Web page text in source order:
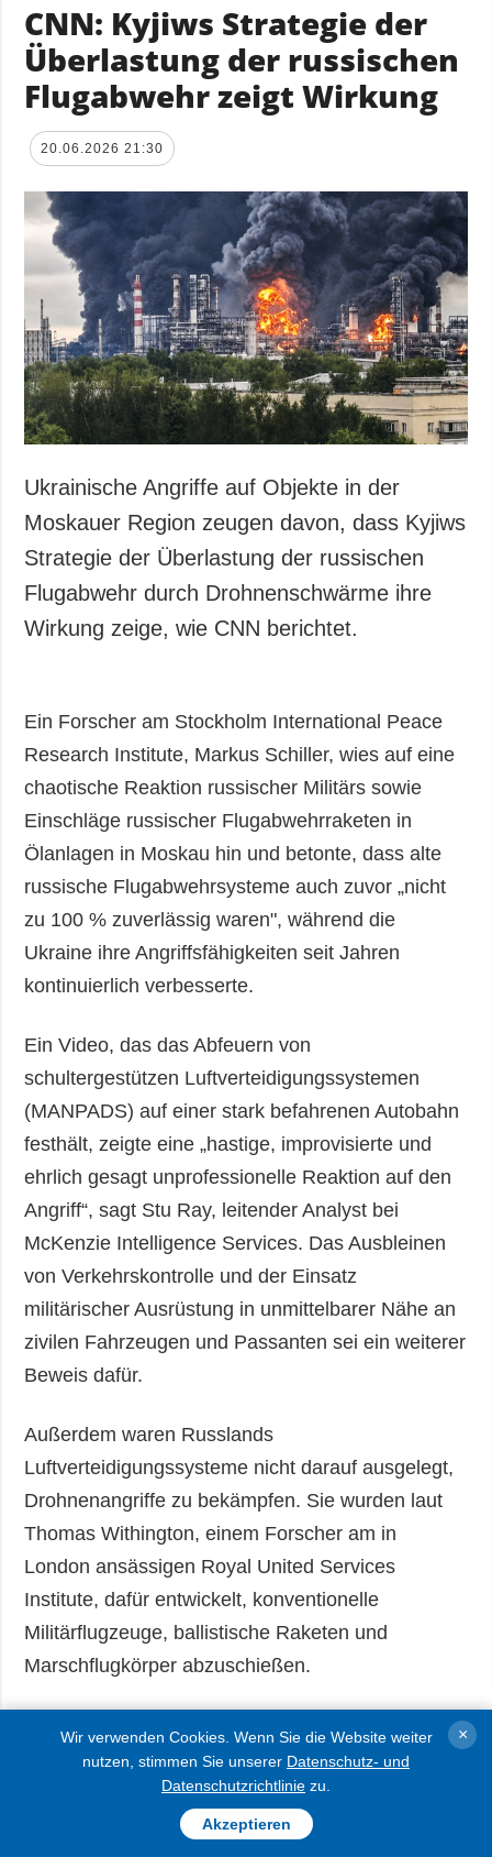
CNN: Kyjiws Strategie der
Überlastung der russischen
Flugabwehr zeigt Wirkung
20.06.2026 21:30
Ukrainische Angriffe auf Objekte in der
Moskauer Region zeugen davon, dass Kyjiws
Strategie der Überlastung der russischen
Flugabwehr durch Drohnenschwärme ihre
Wirkung zeige, wie CNN berichtet.
Ein Forscher am Stockholm International Peace
Research Institute, Markus Schiller, wies auf eine
chaotische Reaktion russischer Militärs sowie
Einschläge russischer Flugabwehrraketen in
Ölanlagen in Moskau hin und betonte, dass alte
russische Flugabwehrsysteme auch zuvor „nicht
zu 100 % zuverlässig waren", während die
Ukraine ihre Angriffsfähigkeiten seit Jahren
kontinuierlich verbesserte.
Ein Video, das das Abfeuern von
schultergestützen Luftverteidigungssystemen
(MANPADS) auf einer stark befahrenen Autobahn
festhält, zeigte eine „hastige, improvisierte und
ehrlich gesagt unprofessionelle Reaktion auf den
Angriff“, sagt Stu Ray, leitender Analyst bei
McKenzie Intelligence Services. Das Ausbleinen
von Verkehrskontrolle und der Einsatz
militärischer Ausrüstung in unmittelbarer Nähe an
zivilen Fahrzeugen und Passanten sei ein weiterer
Beweis dafür.
Außerdem waren Russlands
Luftverteidigungssysteme nicht darauf ausgelegt,
Drohnenangriffe zu bekämpfen. Sie wurden laut
Thomas Withington, einem Forscher am in
London ansässigen Royal United Services
Institute, dafür entwickelt, konventionelle
Militärflugzeuge, ballistische Raketen und
Marschflugkörper abzuschießen.
auch den Anlass anzunehmen, dass Russland
bald mit einem Mangel an Flugabwehrraketen
konfrontiert werden kann.
Wir verwenden Cookies. Wenn Sie die Website weiter
nutzen, stimmen Sie unserer Datenschutz- und
Datenschutzrichtlinie zu.
Akzeptieren
×